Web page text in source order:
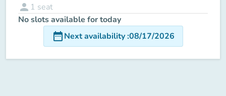
person 1 seat
No slots available for today
date_rangeNext availability:08/17/2026